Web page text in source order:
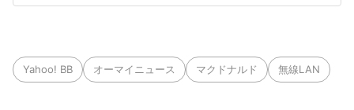
Yahoo! BB オーマイニュース マクドナルド 無線LAN